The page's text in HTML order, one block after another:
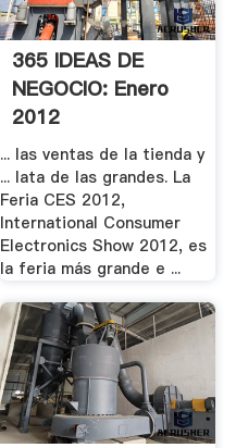
365 IDEAS DE
NEGOCIO: Enero
2012
... las ventas de la tienda y
... lata de las grandes. La
Feria CES 2012,
International Consumer
Electronics Show 2012, es
la feria más grande e ...